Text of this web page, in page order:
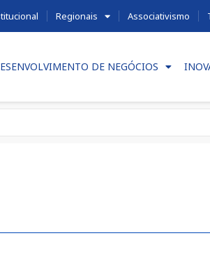
Regionais Associativismo
DE NEGÓCIOS